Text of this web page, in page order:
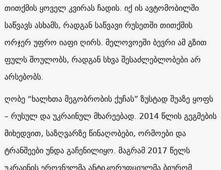
თითქმის ყოველ კვირას ჩადის. იქ ის ავტომობილში
საწვავს ასხამს, რადგან საწვავი რუსეთში თითქმის
ორჯერ უფრო იაფი ღირს. მელოვოეში ბევრი ამ გზით
ფულს შოულობს, რადგან სხვა შესაძლებლობები არ
არსებობს.
ღობე “ხალხთა მეგობრობის ქუჩას” ზუსტად შუაზე ყოფს
– რუსულ და უკრაინულ მხარეებად. 2014 წლის გეგმების
მიხედვით, საზღვარზე წინაღობები, ორმოები და
ტრანშეები უნდა გაჩენილიყო. მაგრამ 2017 წელს